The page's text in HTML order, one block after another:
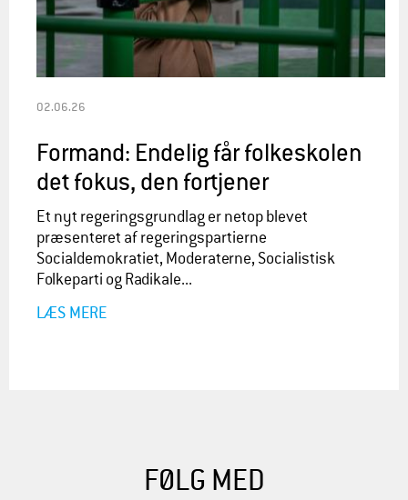
02.06.26
Formand: Endelig får folkeskolen
det fokus, den fortjener
Et nyt regeringsgrundlag er netop blevet
præsenteret af regeringspartierne
Socialdemokratiet, Moderaterne, Socialistisk
Folkeparti og Radikale...
LÆS MERE
FØLG MED